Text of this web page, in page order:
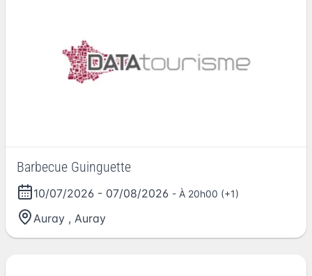
Barbecue Guinguette
10/07/2026 - 07/08/2026 - À 20h00 (+1)
Auray , Auray